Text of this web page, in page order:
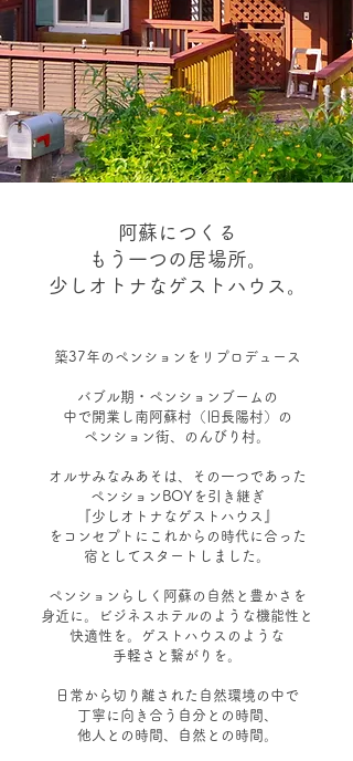
阿蘇につくる
もう一つの居場所。
少しオトナなゲストハウス。
築37年のペンションをリプロデュース
バブル期・ペンションブームの
中で開業し 南阿蘇村（旧長陽村）の
ペンション街、のんびり村。
オルサみなみあそは、その一つであった
ペンションBOYを引き継ぎ
『少しオトナなゲストハウス』
を コンセプトに これからの時代に合った
宿としてスタートしました。
ペンションらしく阿蘇の自然と豊かさを
身近に。
ビジネスホテルのような機能性と
快適性を。
ゲストハウスのような
手軽さと繋がりを。
日常から切り離された自然環境の中で
丁寧に向き合う自分との時間、
他人との時間、自然との時間。